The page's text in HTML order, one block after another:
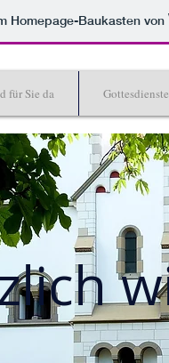
Homepage-Baukasten von
für Sie da Gottesdienste